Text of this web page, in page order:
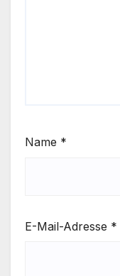
Name *
E-Mail-Adresse *